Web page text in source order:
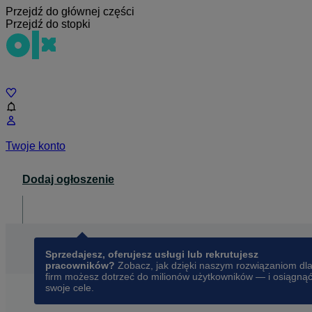
Przejdź do głównej części
Przejdź do stopki
Twoje konto
Dodaj ogłoszenie
Sprzedajesz, oferujesz usługi lub rekrutujesz
pracowników? Zobacz, jak dzięki naszym rozwiązaniom dla
firm możesz dotrzeć do milionów użytkowników — i osiągnąć
swoje cele.